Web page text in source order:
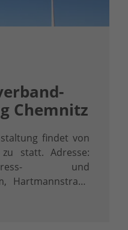
Chemnitz
findet von
statt. Adresse:
und
Hartmannstraße